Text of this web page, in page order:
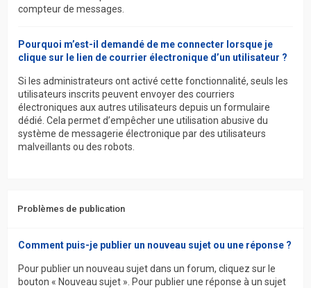
compteur de messages.
Pourquoi m’est-il demandé de me connecter lorsque je
clique sur le lien de courrier électronique d’un utilisateur ?
Si les administrateurs ont activé cette fonctionnalité, seuls les
utilisateurs inscrits peuvent envoyer des courriers
électroniques aux autres utilisateurs depuis un formulaire
dédié. Cela permet d’empêcher une utilisation abusive du
système de messagerie électronique par des utilisateurs
malveillants ou des robots.
Problèmes de publication
Comment puis-je publier un nouveau sujet ou une réponse ?
Pour publier un nouveau sujet dans un forum, cliquez sur le
bouton « Nouveau sujet ». Pour publier une réponse à un sujet